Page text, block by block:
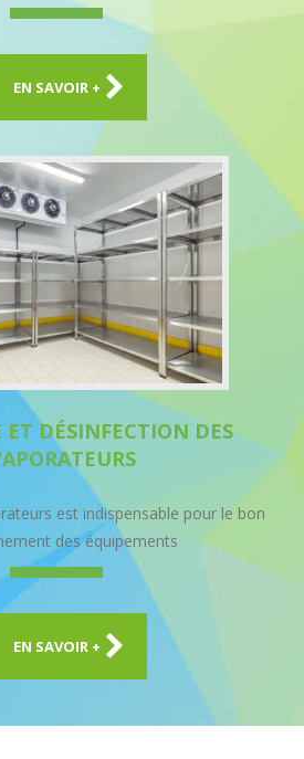
EN SAVOIR +
ET DÉSINFECTION DES
est indispensable pour le bon
des équipements
EN SAVOIR +